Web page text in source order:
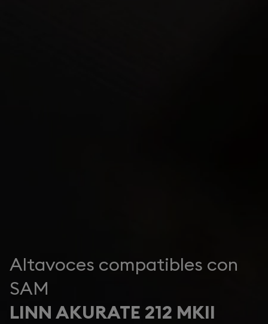
Altavoces compatibles con
SAM
LINN AKURATE 212 MKII